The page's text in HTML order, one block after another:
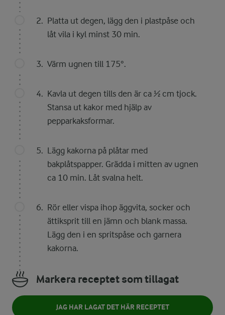
Platta ut degen, lägg den i plastpåse och
låt vila i kyl minst 30 min.
Värm ugnen till 175°.
Kavla ut degen tills den är ca ½ cm tjock.
Stansa ut kakor med hjälp av
pepparkaksformar.
Lägg kakorna på plåtar med
bakplåtspapper. Grädda i mitten av ugnen
ca 10 min. Låt svalna helt.
Rör eller vispa ihop äggvita, socker och
ättiksprit till en jämn och blank massa.
Lägg den i en spritspåse och garnera
kakorna.
Markera receptet som tillagat
JAG HAR LAGAT DET HÄR RECEPTET